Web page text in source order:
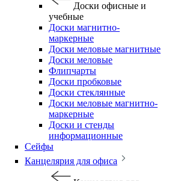
Доски офисные и
учебные
Доски магнитно-
маркерные
Доски меловые магнитные
Доски меловые
Флипчарты
Доски пробковые
Доски стеклянные
Доски меловые магнитно-
маркерные
Доски и стенды
информационные
Сейфы
Канцелярия для офиса